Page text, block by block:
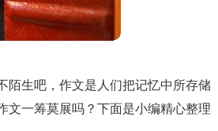
陌生吧，作文是人们把记忆中所存储
文一筹莫展吗？下面是小编精心整理